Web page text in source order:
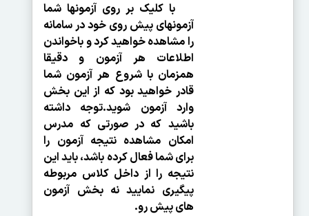
با کلیک بر روی آزمون­ها شما
آزمون­های پیش روی خود در سامانه
را مشاهده خواهید کرد و باخواندن
اطلاعات هر آزمون و دقیقا
همزمان با شروع هر آزمون شما
قادر خواهید بود که از این بخش
وارد آزمون شوید.توجه داشته
باشید که در صورتی که مدرس
امکان مشاهده نتیجه آزمون را
برای شما فعال کرده باشد، باید این
نتیجه را از داخل کلاس مربوطه
پیگیری نمایید نه بخش آزمون
های پیش رو.